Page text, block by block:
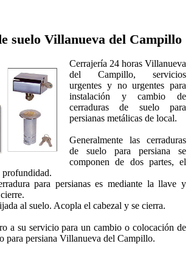
suelo Villanueva del Campillo
Cerrajería 24 horas Villanueva
del Campillo, servicios
urgentes y no urgentes para
instalación y cambio de
cerraduras de suelo para
persianas metálicas de local.
Generalmente las cerraduras
de suelo para persiana se
componen de dos partes, el
profundidad.
para persianas es mediante la llave y
al suelo. Acopla el cabezal y se cierra.
a su servicio para un cambio o colocación de
para persiana Villanueva del Campillo.